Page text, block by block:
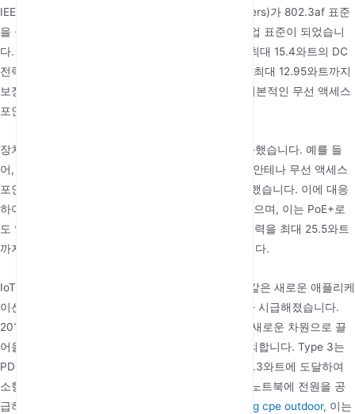
IEEE(Institute of Electrical and Electronics Engineers)가 802.3af 표준
을 공식적으로 비준하면서 PoE는 널리 인정받는 산업 표준이 되었습니
다. 이 표준은 PSE(Power Sourcing Equipment)가 최대 15.4와트의 DC
전력을 제공할 수 있으며, PD(Powered Devices)는 최대 12.95와트까지
보장받도록 명시했는데, 이는 당시의 VoIP 전화와 기본적인 무선 액세스
포인트에 전원을 공급하기에 충분했습니다.
장치 기능이 강력해짐에 따라 전력 요구 사항도 증가했습니다. 예를 들
어, PTZ(팬-틸트-줌) 네트워크 카메라, 고성능 다중 안테나 무선 액세스
포인트 및 대형 영상 전화는 더 많은 전력을 필요로 했습니다. 이에 대응
하여 IEEE는 2009년 향상된 표준 802.3at를 도입했으며, 이는 PoE+로
도 알려져 있습니다. 이 표준은 PD에 공급 가능한 전력을 최대 25.5와트
까지 늘려 더 많은 장치의 요구 사항을 충족시켰습니다.
IoT(사물 인터넷), 디지털 사이니지, 스마트 조명과 같은 새로운 애플리케
이션이 등장하면서 훨씬 더 높은 전력에 대한 수요가 시급해졌습니다.
2018년에 발표된 IEEE 802.3bt 표준은 PoE 기술을 새로운 차원으로 끌
어올렸습니다. 이 표준은 두 가지 새로운 유형을 정의합니다. Type 3는
PD에 최대 51와트를 제공할 수 있으며, Type 4는 71.3와트에 도달하여
소형 LCD 디스플레이, 고성능 씬 클라이언트, 경량 노트북에 전원을 공
급하는 것을 가능하게 했습니다.
5g cpe outdoor, 이는